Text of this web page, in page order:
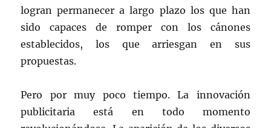
logran permanecer a largo plazo los que han
sido capaces de romper con los cánones
establecidos, los que arriesgan en sus
propuestas.
Pero por muy poco tiempo. La innovación
publicitaria está en todo momento